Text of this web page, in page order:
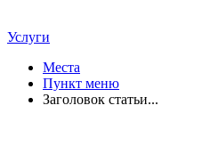
Услуги
Места
Пункт меню
Заголовок статьи...